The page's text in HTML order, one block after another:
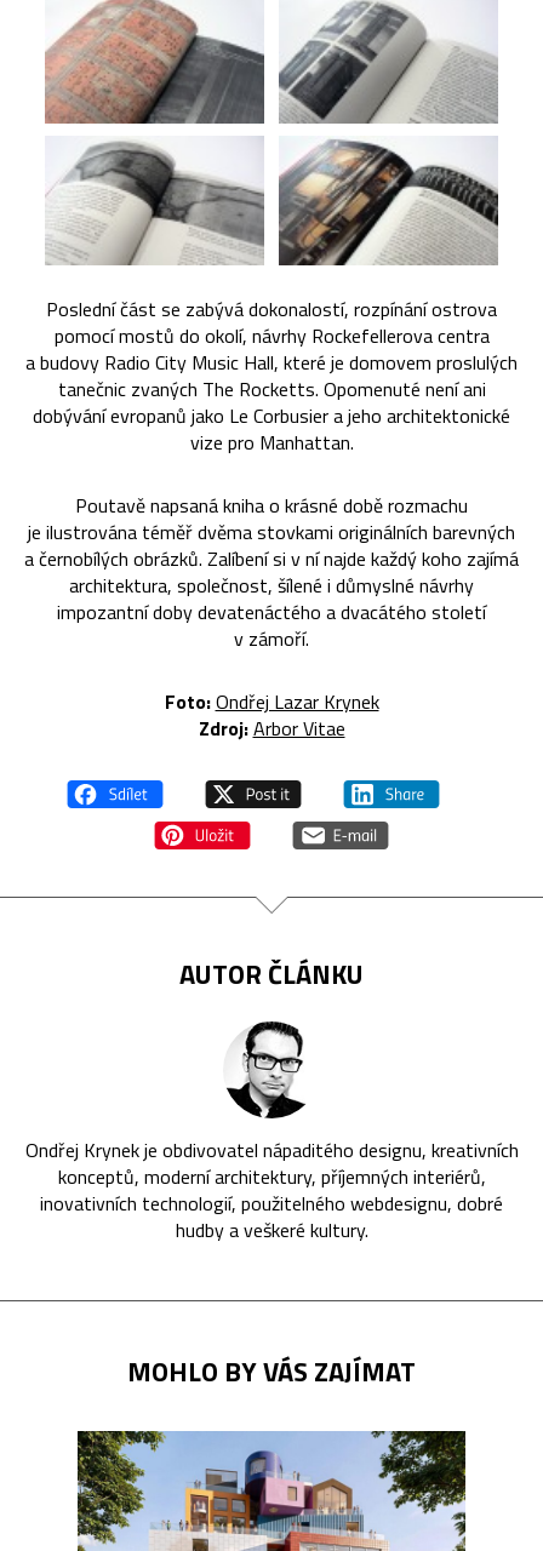
Poslední část se zabývá dokonalostí, rozpínání ostrova
pomocí mostů do okolí, návrhy Rockefellerova centra
a budovy Radio City Music Hall, které je domovem proslulých
tanečnic zvaných The Rocketts. Opomenuté není ani
dobývání evropanů jako Le Corbusier a jeho architektonické
vize pro Manhattan.
Poutavě napsaná kniha o krásné době rozmachu
je ilustrována téměř dvěma stovkami originálních barevných
a černobílých obrázků. Zalíbení si v ní najde každý koho zajímá
architektura, společnost, šílené i důmyslné návrhy
impozantní doby devatenáctého a dvacátého století
v zámoří.
Foto:Ondřej Lazar Krynek
Zdroj:Arbor Vitae
AUTOR ČLÁNKU
Ondřej Krynek je obdivovatel nápaditého designu, kreativních
konceptů, moderní architektury, příjemných interiérů,
inovativních technologií, použitelného webdesignu, dobré
hudby a veškeré kultury.
MOHLO BY VÁS ZAJÍMAT